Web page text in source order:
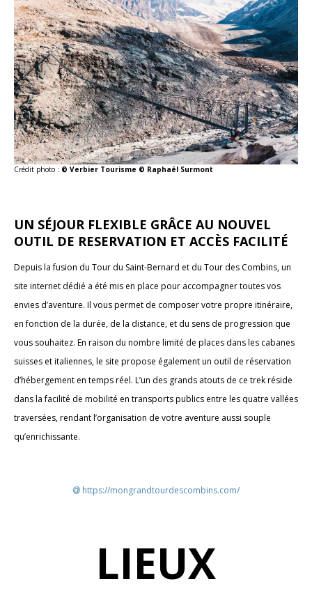
Crédit photo : © Verbier Tourisme © Raphaël Surmont
UN SÉJOUR FLEXIBLE GRÂCE AU NOUVEL
OUTIL DE RESERVATION ET ACCÈS FACILITÉ
Depuis la fusion du Tour du Saint-Bernard et du Tour des Combins, un
site internet dédié a été mis en place pour accompagner toutes vos
envies d’aventure. Il vous permet de composer votre propre itinéraire,
en fonction de la durée, de la distance, et du sens de progression que
vous souhaitez. En raison du nombre limité de places dans les cabanes
suisses et italiennes, le site propose également un outil de réservation
d’hébergement en temps réel. L’un des grands atouts de ce trek réside
dans la facilité de mobilité en transports publics entre les quatre vallées
traversées, rendant l’organisation de votre aventure aussi souple
qu’enrichissante.
https://mongrandtourdescombins.com/
LIEUX